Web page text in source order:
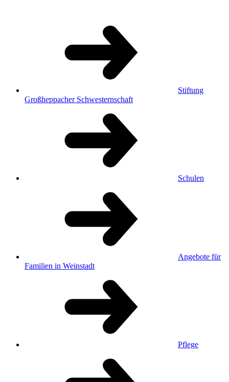
Stiftung
Großheppacher Schwesternschaft
Schulen
Angebote für
Familien in Weinstadt
Pflege